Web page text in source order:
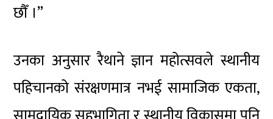
छौँ ।”
उनका अनुसार रैथाने ज्ञान महोत्सवले स्थानीय
पहिचानको संरक्षणमात्र नभई सामाजिक एकता,